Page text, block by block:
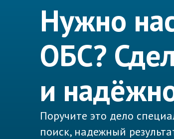
Нужно
ОБС?
и
Поручите это дело
поиск, надежный